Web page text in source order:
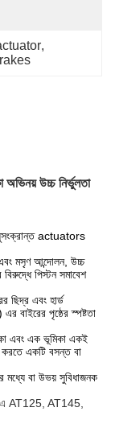
,
উচ্চ নির্ভুলতা
actuators
মসৃণ আন্দোলন, উচ্চ
পিস্টন সমাবেশ
ছিদ্র এবং হার্ড
বাইরের পৃষ্ঠের স্পষ্টতা
এবং এক ভূমিকা একই
করতে একটি বসন্ত বা
মধ্যে বা উভয় সুবিধাজনক
AT125, AT145,